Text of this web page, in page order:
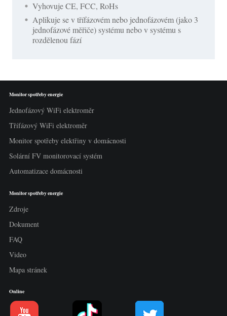
Vyhovuje CE, FCC, RoHs
Aplikuje se v třífázovém nebo jednofázovém (jako 3
jednofázové měřiče) systému nebo v systému s
rozdělenou fází
Monitor spotřeby energie
Jednofázový WiFi elektroměr
Třífázový WiFi elektroměr
Monitor spotřeby elektřiny v domácnosti
Solární FV monitorovací systém
Automatizace domácnosti
Monitor spotřeby energie
Zdroje
Dokument
FAQ
Video
Mapa stránek
Online